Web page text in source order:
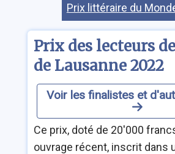
Prix littéraire du
Prix des lecteurs
de Lausanne 2022
Voir les finalistes et
Ce prix, doté de 20'000
ouvrage récent, inscrit dans